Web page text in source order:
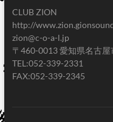
CLUB ZION
http://
zion@c-o-a-l.jp
〒460-0013 愛知県名古
TEL:052-339-2331
FAX:052-339-2345